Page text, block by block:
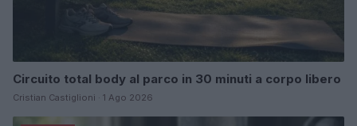
Circuito total body al parco in 30 minuti a corpo libero
Cristian Castiglioni · 1 Ago 2026